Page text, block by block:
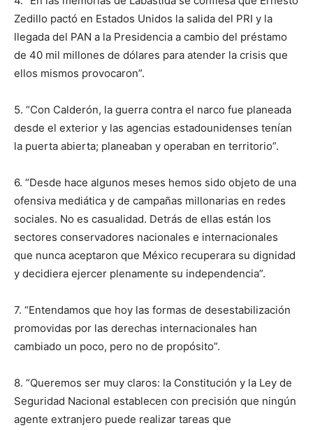
Zedillo pactó en Estados Unidos la salida del PRI y la
llegada del PAN a la Presidencia a cambio del préstamo
de 40 mil millones de dólares para atender la crisis que
ellos mismos provocaron”.
5. “Con Calderón, la guerra contra el narco fue planeada
desde el exterior y las agencias estadounidenses tenían
la puerta abierta; planeaban y operaban en territorio”.
6. “Desde hace algunos meses hemos sido objeto de una
ofensiva mediática y de campañas millonarias en redes
sociales. No es casualidad. Detrás de ellas están los
sectores conservadores nacionales e internacionales
que nunca aceptaron que México recuperara su dignidad
y decidiera ejercer plenamente su independencia”.
7. “Entendamos que hoy las formas de desestabilización
promovidas por las derechas internacionales han
cambiado un poco, pero no de propósito”.
8. “Queremos ser muy claros: la Constitución y la Ley de
Seguridad Nacional establecen con precisión que ningún
agente extranjero puede realizar tareas que